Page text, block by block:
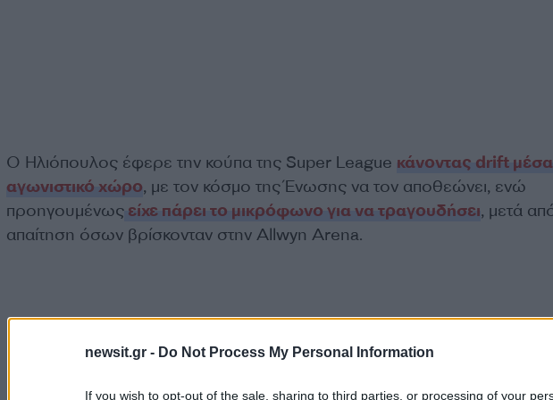
newsit.gr - Do Not Process My Personal Information
If you wish to opt-out of the sale, sharing to third parties, or processing of your
Ο Ηλιόπουλος έφερε την κούπα της Super League κάνοντας drift
αγωνιστικό χώρο, με τον κόσμο της Ένωσης να τον αποθεώνει, ενώ
προηγουμένωςείχε πάρει το μικρόφωνο για να τραγουδήσει, μετά
απαίτηση όσων βρίσκονταν στην Allwyn Arena.